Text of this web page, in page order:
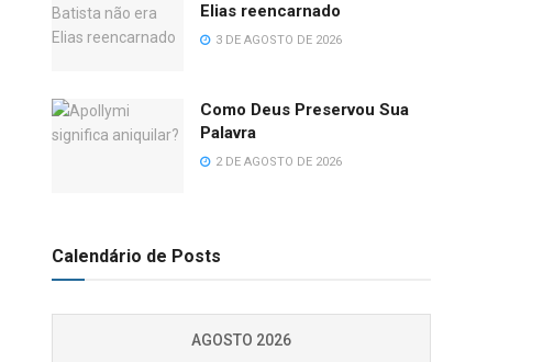
Elias reencarnado
3 DE AGOSTO DE 2026
Como Deus Preservou Sua
Palavra
2 DE AGOSTO DE 2026
Calendário de Posts
AGOSTO 2026